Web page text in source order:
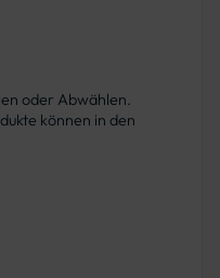
oder Abwählen.
können in den